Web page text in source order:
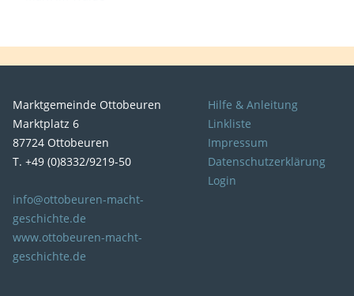
Marktgemeinde Ottobeuren
Marktplatz 6
87724 Ottobeuren
T. +49 (0)8332/9219-50
info@ottobeuren-macht-
geschichte.de
www.ottobeuren-macht-
geschichte.de
Hilfe & Anleitung
Linkliste
Impressum
Datenschutzerklärung
Login